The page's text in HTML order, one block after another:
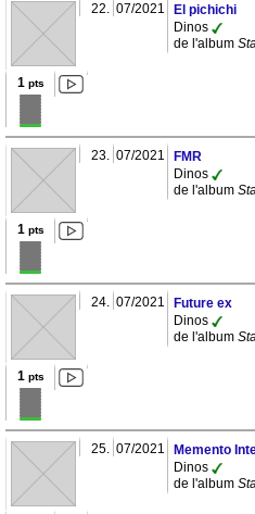
22. 07/2021
El pichichi
Dinos
de l'album
1 pts
23. 07/2021
FMR
Dinos
de l'album
1 pts
24. 07/2021
Future ex
Dinos
de l'album
1 pts
25. 07/2021
Memento
Dinos
de l'album